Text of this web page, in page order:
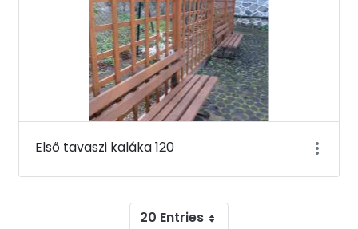
Első tavaszi kaláka 120
20 Entries